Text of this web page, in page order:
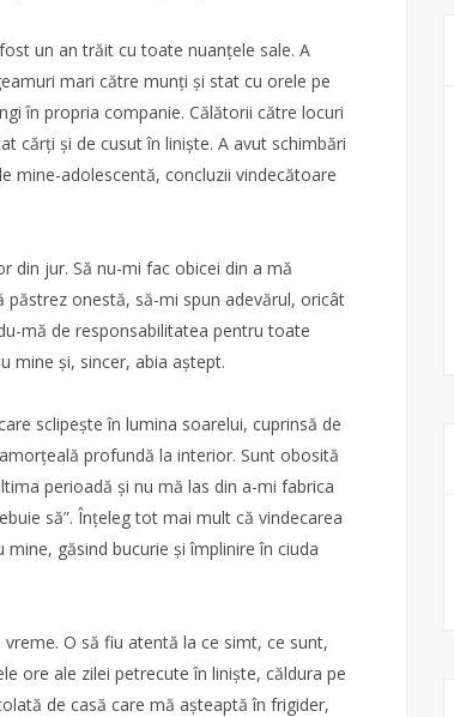
un an trăit cu toate nuanțele sale. A
mari către munți și stat cu orele pe
în propria companie. Călătorii către locuri
cărți și de cusut în liniște. A avut schimbări
mine-adolescentă, concluzii vindecătoare
din jur. Să nu-mi fac obicei din a mă
onestă, să-mi spun adevărul, oricât
mă de responsabilitatea pentru toate
mine și, sincer, abia aștept.
sclipește în lumina soarelui, cuprinsă de
profundă la interior. Sunt obosită
perioadă și nu mă las din a-mi fabrica
să”. Înțeleg tot mai mult că vindecarea
găsind bucurie și împlinire în ciuda
O să fiu atentă la ce simt, ce sunt,
ore ale zilei petrecute în liniște, căldura pe
de casă care mă așteaptă în frigider,